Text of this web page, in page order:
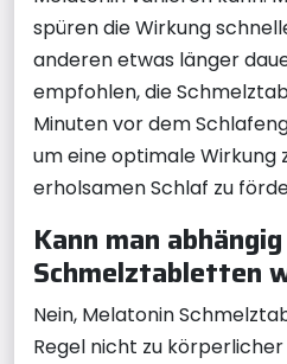
spüren die Wirkung
anderen etwas länger
empfohlen, die
Minuten vor dem
um eine optimale Wirkung
erholsamen Schlaf zu
Kann man
Schmelztabletten
Nein, Melatonin
Regel nicht zu